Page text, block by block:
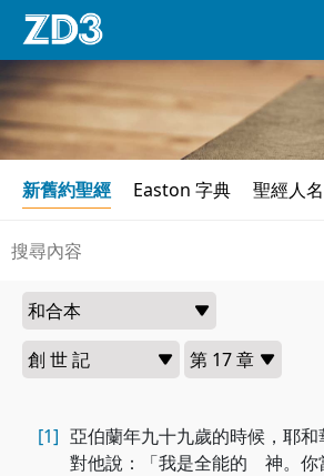
新舊約聖經 Easton 字典 聖經人名
[1] 亞伯蘭年九十九歲的時候，耶和
對他說：「我是全能的 神。你